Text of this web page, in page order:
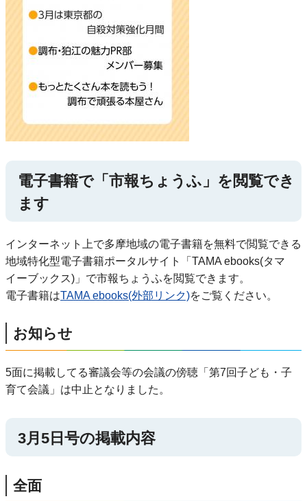
電子書籍で「市報ちょうふ」を閲覧でき
ます
インターネット上で多摩地域の電子書籍を無料で閲覧できる
地域特化型電子書籍ポータルサイト「TAMA ebooks(タマ
イーブックス)」で市報ちょうふを閲覧できます。
電子書籍はTAMA ebooks(外部リンク)をご覧ください。
お知らせ
5面に掲載してる審議会等の会議の傍聴「第7回子ども・子
育て会議」は中止となりました。
3月5日号の掲載内容
全面